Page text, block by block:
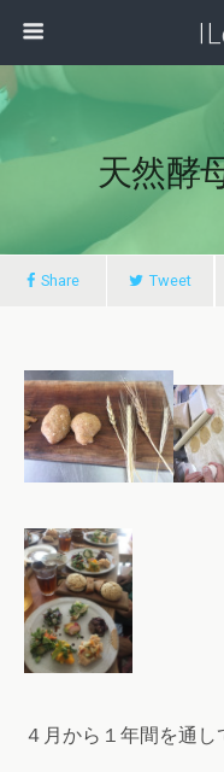
天然酵
Share Tweet
４月から１年間を通し